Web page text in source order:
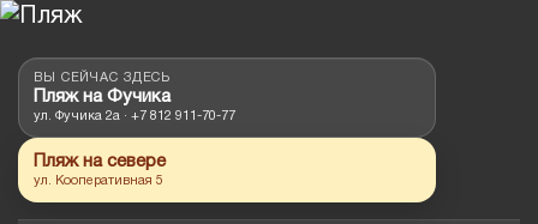
ВЫ СЕЙЧАС ЗДЕСЬ
Пляж на Фучика
ул. Фучика 2а · +7 812 911-70-77
Пляж на севере
ул. Кооперативная 5